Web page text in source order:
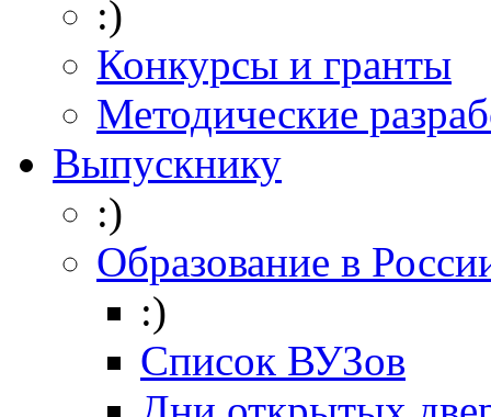
:)
Конкурсы и гранты
Методические
Выпускнику
:)
Образование в
:)
Список ВУЗов